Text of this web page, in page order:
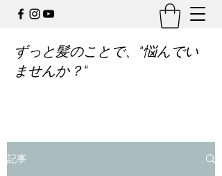
ずっと髪のことで、“悩んでい
ませんか？“
記事